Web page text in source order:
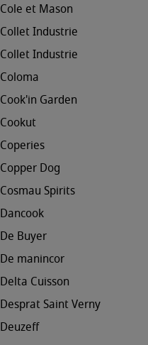
Cole et Mason
Collet Industrie
Collet Industrie
Coloma
Cook'in Garden
Cookut
Coperies
Copper Dog
Cosmau Spirits
Dancook
De Buyer
De manincor
Delta Cuisson
Desprat Saint Verny
Deuzeff